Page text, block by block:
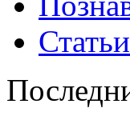
Статьи